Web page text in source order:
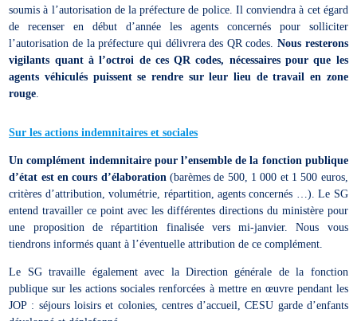
soumis à l’autorisation de la préfecture de police. Il conviendra à cet égard
de recenser en début d’année les agents concernés pour solliciter
l’autorisation de la préfecture qui délivrera des QR codes.Nous resterons
vigilants quant à l’octroi de ces QR codes, nécessaires pour que les
agents véhiculés puissent se rendre sur leur lieu de travail en zone
rouge
Sur les actions indemnitaires et sociales
Un complément indemnitaire pour l’ensemble de la fonction publique
d’état est en cours d’élaboration (barèmes de 500, 1 000 et 1 500 euros,
critères d’attribution, volumétrie, répartition, agents concernés …). Le SG
entend travailler ce point avec les différentes directions du ministère pour
une proposition de répartition finalisée vers mi-janvier. Nous vous
tiendrons informés quant à l’éventuelle attribution de ce complément.
Le SG travaille également avec la Direction générale de la fonction
publique sur les actions sociales renforcées à mettre en œuvre pendant les
JOP : séjours loisirs et colonies, centres d’accueil, CESU garde d’enfants